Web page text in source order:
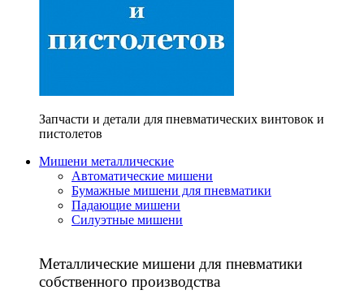
Запчасти и детали для пневматических винтовок и
пистолетов
Мишени металлические
Автоматические мишени
Бумажные мишени для пневматики
Падающие мишени
Силуэтные мишени
Металлические мишени для пневматики
собственного производства